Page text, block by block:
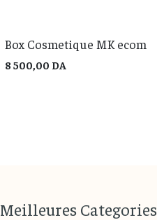
Box Cosmetique MK ecom
8 500,00 DA
Meilleures Categories